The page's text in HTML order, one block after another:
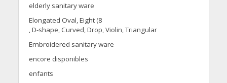
elderly sanitary ware
Elongated Oval, Eight (8
, D-shape, Curved, Drop, Violin, Triangular
Embroidered sanitary ware
encore disponibles
enfants